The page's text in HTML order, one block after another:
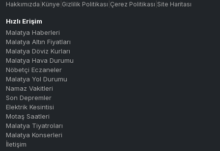
Hakkımızda Künye Gizlilik Politikası Çerez Politikası Site Haritası
Hızlı Erişim
Malatya Haberleri
Malatya Altın Fiyatları
Malatya Döviz Kurları
Malatya Hava Durumu
Nöbetçi Eczaneler
Malatya Yol Durumu
Namaz Vakitleri
Son Depremler
Elektrik Kesintisi
Motaş Saatleri
Malatya Tiyatroları
Malatya Konserleri
İletişim